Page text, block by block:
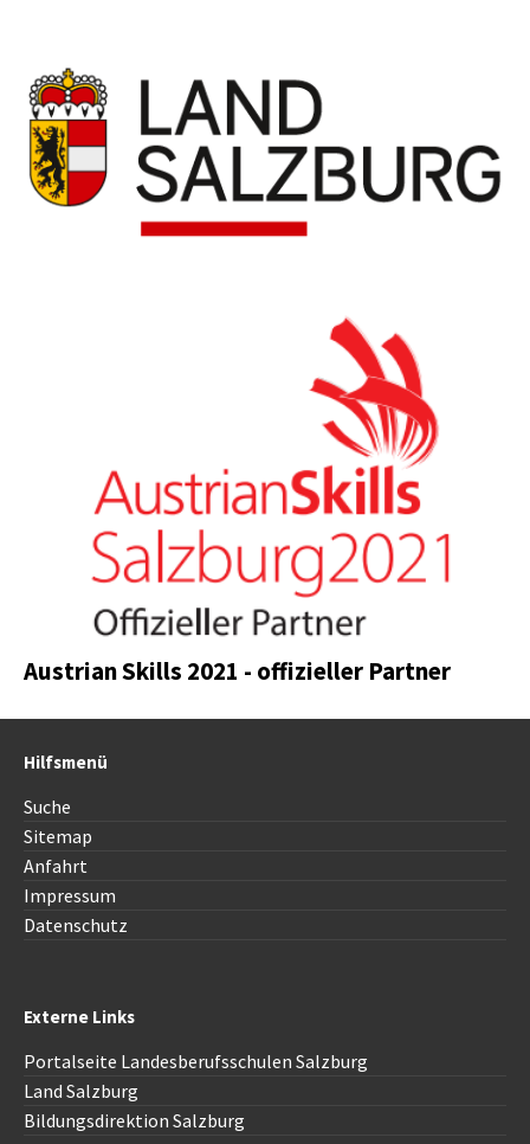
Austrian Skills 2021 - offizieller Partner
Hilfsmenü
Suche
Sitemap
Anfahrt
Impressum
Datenschutz
Externe Links
Portalseite Landesberufsschulen Salzburg
Land Salzburg
Bildungsdirektion Salzburg